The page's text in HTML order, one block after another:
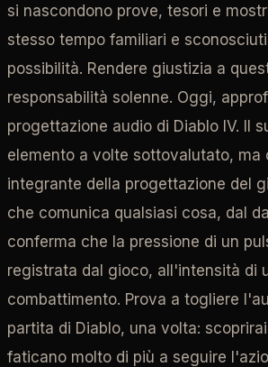
si nascondono prove, tesori e
stesso tempo familiari e
possibilità. Rendere giustizia a
responsabilità solenne. Oggi,
progettazione audio di Diablo IV. Il
elemento a volte sottovalutato, ma
integrante della progettazione del
che comunica qualsiasi cosa, dal
conferma che la pressione di un
registrata dal gioco, all'intensità di
combattimento. Prova a togliere
partita di Diablo, una volta:
faticano molto di più a seguire